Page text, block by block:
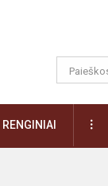
RENGINIAI